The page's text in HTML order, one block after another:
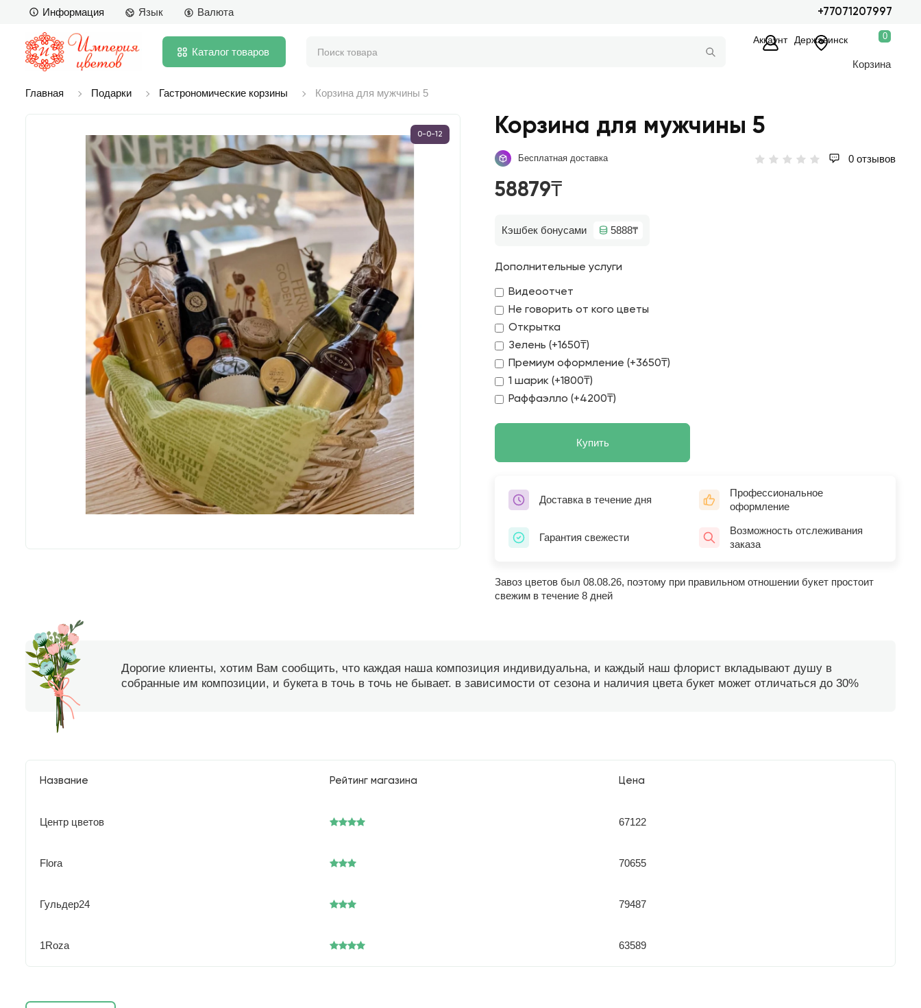
Информация Язык Валюта +77071207997
Каталог товаров
Аккаунт Державинск 0
Корзина
Главная Подарки Гастрономические корзины Корзина для мужчины 5
0-0-12 Корзина для мужчины 5
Бесплатная доставка 0 отзывов
58879₸
Кэшбек бонусами 5888₸
Дополнительные услуги
Видеоотчет
Не говорить от кого цветы
Открытка
Зелень (+1650₸)
Премиум оформление (+3650₸)
1 шарик (+1800₸)
Раффаэлло (+4200₸)
Купить
Доставка в течение дня
Профессиональное
оформление
Гарантия свежести
Возможность отслеживания
заказа
Завоз цветов был 08.08.26, поэтому при правильном отношении букет простоит
свежим в течение 8 дней
Дорогие клиенты, хотим Вам сообщить, что каждая наша композиция индивидуальна, и каждый наш флорист вкладывают душу в
собранные им композиции, и букета в точь в точь не бывает. в зависимости от сезона и наличия цвета букет может отличаться до 30%
Название Рейтинг магазина Цена
Центр цветов 67122
Flora 70655
Гульдер24 79487
1Roza 63589